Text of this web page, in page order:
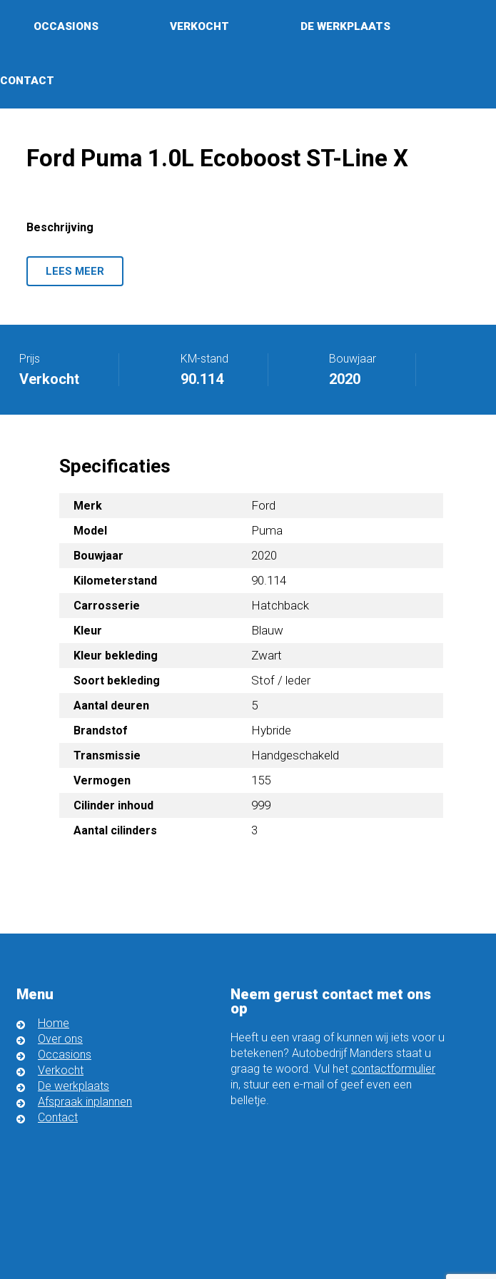
OCCASIONS VERKOCHT DE WERKPLAATS
CONTACT
Ford Puma 1.0L Ecoboost ST-Line X
Beschrijving
LEES MEER
Prijs
Verkocht
KM-stand
90.114
Bouwjaar
2020
Specificaties
Merk Ford
Model Puma
Bouwjaar 2020
Kilometerstand 90.114
Carrosserie Hatchback
Kleur Blauw
Kleur bekleding Zwart
Soort bekleding Stof / leder
Aantal deuren 5
Brandstof Hybride
Transmissie Handgeschakeld
Vermogen 155
Cilinder inhoud 999
Aantal cilinders 3
Menu
Home
Over ons
Occasions
Verkocht
De werkplaats
Afspraak inplannen
Contact
Neem gerust contact met ons
op
Heeft u een vraag of kunnen wij iets voor u
betekenen? Autobedrijf Manders staat u
graag te woord. Vul het contactformulier
in, stuur een e-mail of geef even een
belletje.